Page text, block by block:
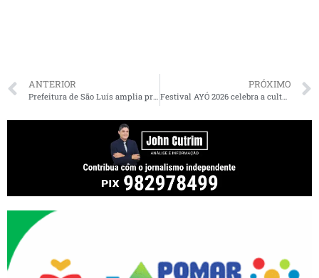
ANTERIOR PRÓXIMO
Festival AYÓ 2026 celebra a cultura negra e afro-brasileira em São Luís